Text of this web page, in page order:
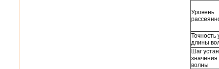
Уровень
Точность
длины
Шаг
волны